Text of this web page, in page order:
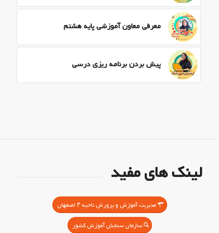
معرفی معاون آموزشی پایه هشتم
پیش بردن برنامه ریزی درسی
لینک های مفید
مدیریت آموزش و پرورش ناحیه ۳ اصفهان
سازمان سنجش آموزش کشور